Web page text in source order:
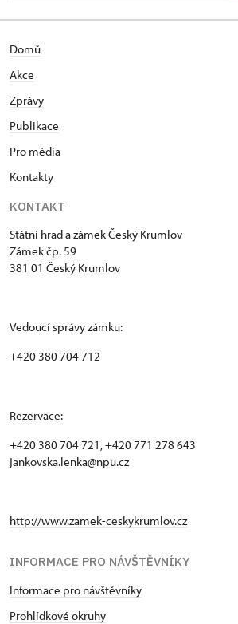
Domů
Akce
Zprávy
Publikace
Pro média
Kontakty
KONTAKT
Státní hrad a zámek Český Krumlov
Zámek čp. 59
381 01 Český Krumlov
Vedoucí správy zámku:
+420 380 704 712
Rezervace:
+420 380 704 721, +420 771 278 643
jankovska.lenka@npu.cz
http://www.zamek-ceskykrumlov.cz
INFORMACE PRO NÁVŠTĚVNÍKY
Informace pro návštěvníky
Prohlídkové okruhy